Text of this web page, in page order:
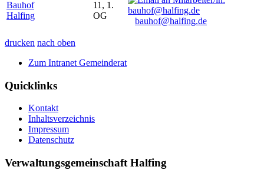
Bauhof
Halfing
11, 1.
OG
bauhof@halfing.de
drucken nach oben
Zum Intranet Gemeinderat
Quicklinks
Kontakt
Inhaltsverzeichnis
Impressum
Datenschutz
Verwaltungsgemeinschaft Halfing